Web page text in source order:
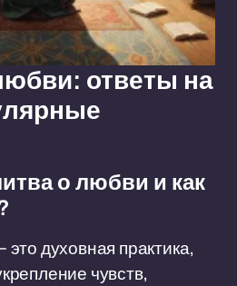
ответы на
о любви и как
духовная практика,
чувств,